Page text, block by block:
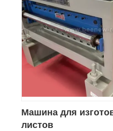
Машина для
листов